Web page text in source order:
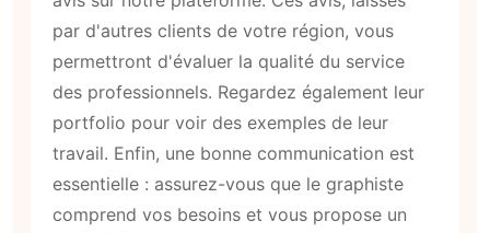
par d'autres clients de votre région, vous
permettront d'évaluer la qualité du service
des professionnels. Regardez également leur
portfolio pour voir des exemples de leur
travail. Enfin, une bonne communication est
essentielle : assurez-vous que le graphiste
comprend vos besoins et vous propose un